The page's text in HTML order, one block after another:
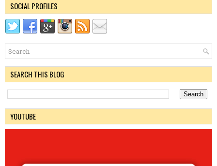
SOCIAL PROFILES
SEARCH THIS BLOG
YOUTUBE